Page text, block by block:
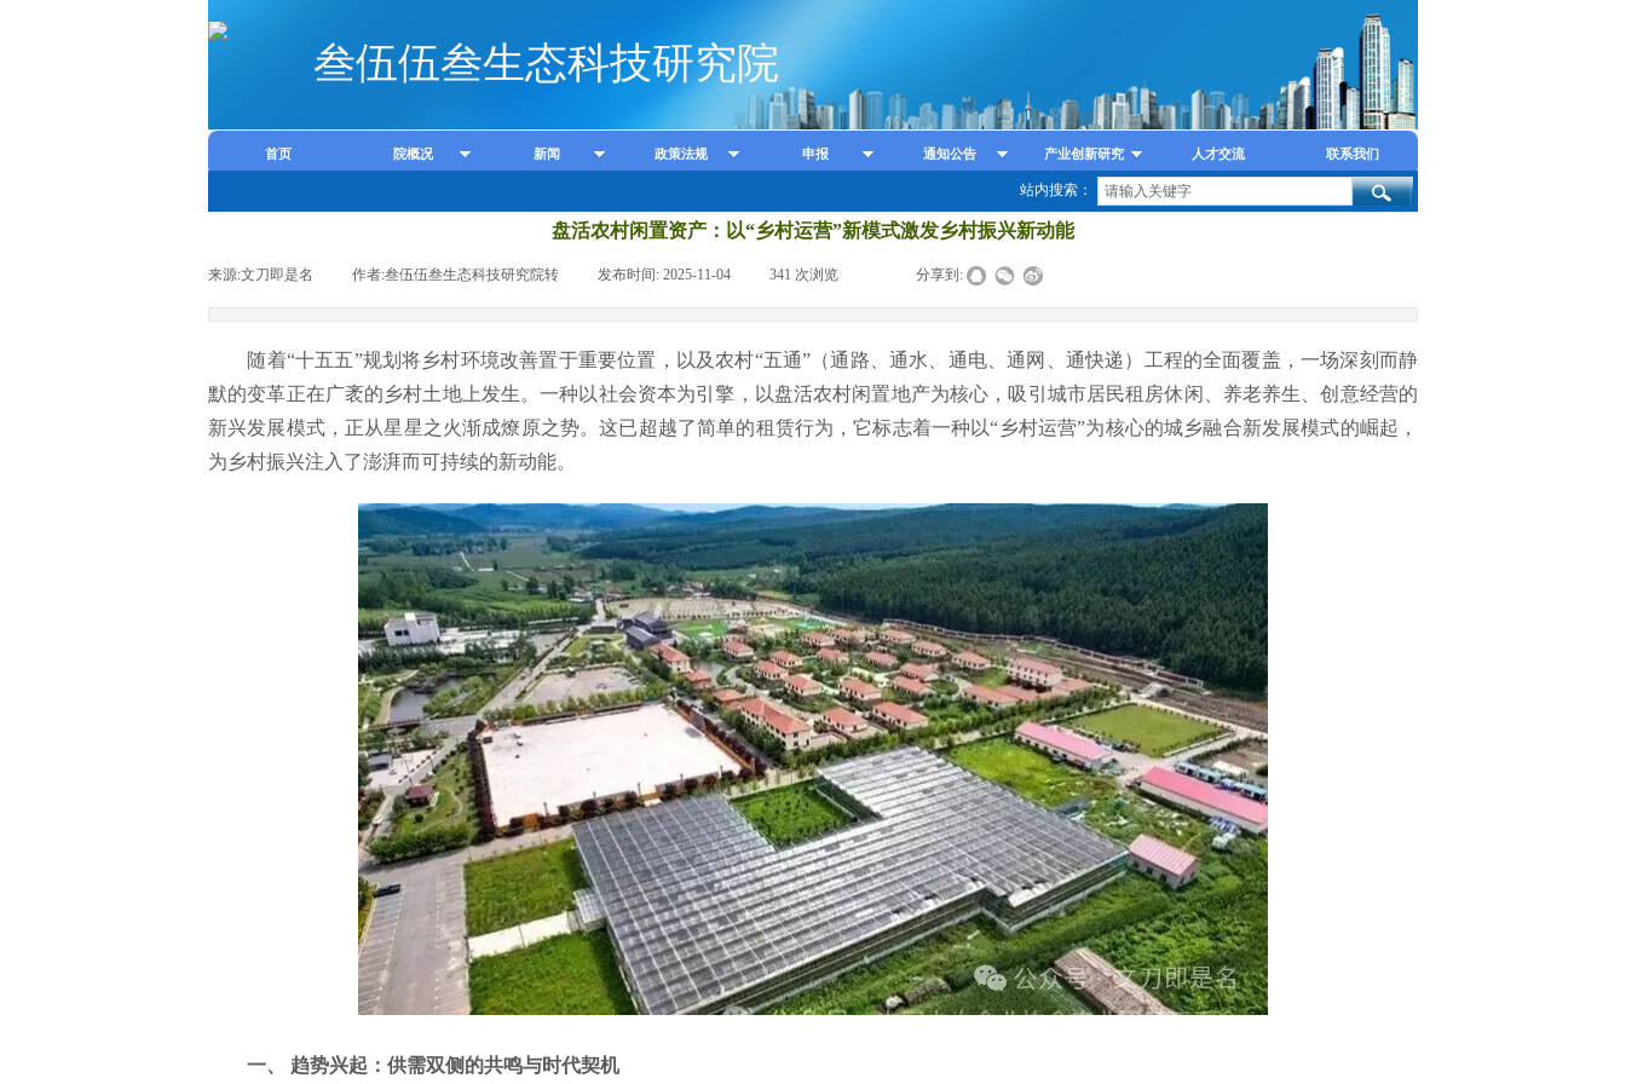
叁伍伍叁生态科技研究院
首页 院概况 新闻 政策法规 申报 通知公告 产业创新研究 人才交流 联系我们
站内搜索：
盘活农村闲置资产：以“乡村运营”新模式激发乡村振兴新动能
来源:文刀即是名 作者:叁伍伍叁生态科技研究院转 发布时间: 2025-11-04 341 次浏览 分享到:
随着“十五五”规划将乡村环境改善置于重要位置，以及农村“五通”（通路、通水、通电、通网、通快递）工程的全面覆盖，一场深刻而静
默的变革正在广袤的乡村土地上发生。一种以社会资本为引擎，以盘活农村闲置地产为核心，吸引城市居民租房休闲、养老养生、创意经营的
新兴发展模式，正从星星之火渐成燎原之势。这已超越了简单的租赁行为，它标志着一种以“乡村运营”为核心的城乡融合新发展模式的崛起，
为乡村振兴注入了澎湃而可持续的新动能。
一、 趋势兴起：供需双侧的共鸣与时代契机